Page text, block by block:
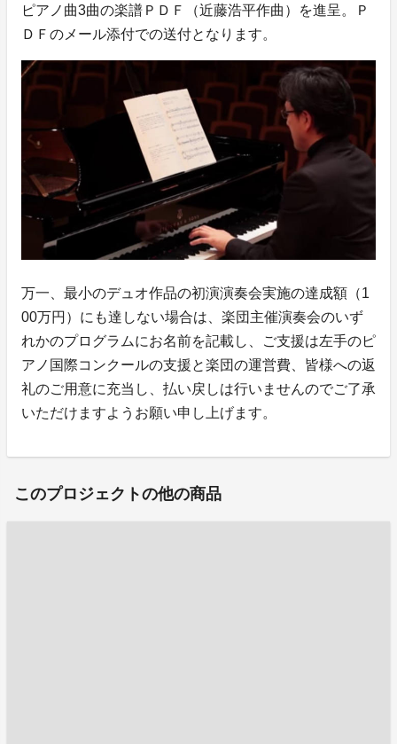
ピアノ曲3曲の楽譜ＰＤＦ（近藤浩平作曲）を進呈。Ｐ
ＤＦのメール添付での送付となります。
万一、最小のデュオ作品の初演演奏会実施の達成額（1
00万円）にも達しない場合は、楽団主催演奏会のいず
れかのプログラムにお名前を記載し、ご支援は左手のピ
アノ国際コンクールの支援と楽団の運営費、皆様への返
礼のご用意に充当し、払い戻しは行いませんのでご了承
いただけますようお願い申し上げます。
このプロジェクトの他の商品